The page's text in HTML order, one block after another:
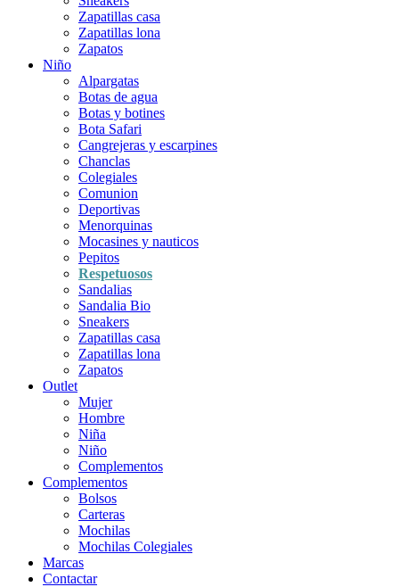
Zapatillas casa
Zapatillas lona
Zapatos
Niño
Alpargatas
Botas de agua
Botas y botines
Bota Safari
Cangrejeras y escarpines
Chanclas
Colegiales
Comunion
Deportivas
Menorquinas
Mocasines y nauticos
Pepitos
Respetuosos
Sandalias
Sandalia Bio
Sneakers
Zapatillas casa
Zapatillas lona
Zapatos
Outlet
Mujer
Hombre
Niña
Niño
Complementos
Complementos
Bolsos
Carteras
Mochilas
Mochilas Colegiales
Marcas
Contactar